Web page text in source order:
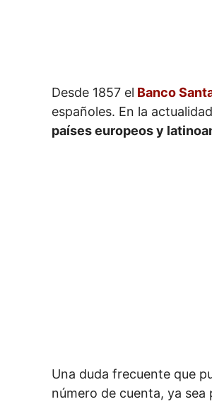
Desde 1857 el Banco
españoles. En la
países europeos y
Una duda frecuente que
número de cuenta, ya